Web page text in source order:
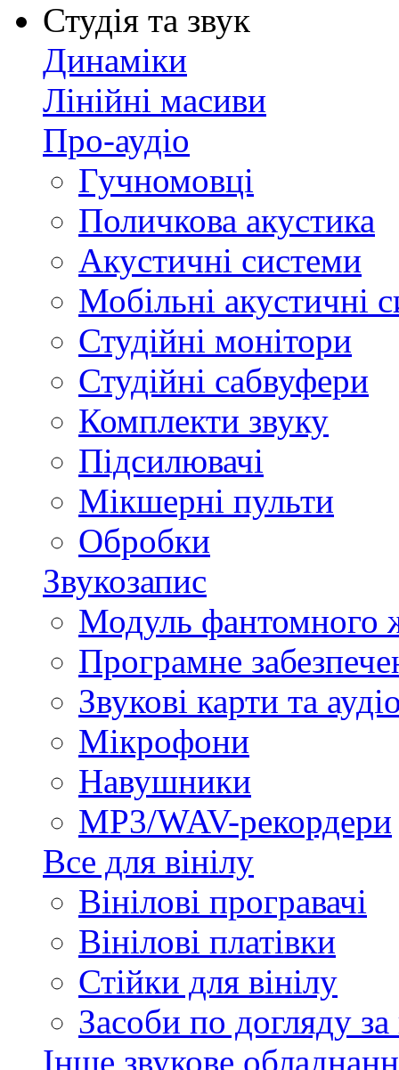
Студія та звук
Динаміки
Лінійні масиви
Про-аудіо
Гучномовці
Поличкова акустика
Акустичні системи
Мобільні акустичні
Студійні монітори
Студійні сабвуфери
Комплекти звуку
Підсилювачі
Мікшерні пульти
Обробки
Звукозапис
Модуль фантомного
Програмне
Звукові карти та
Мікрофони
Навушники
MP3/WAV-рекордери
Все для вінілу
Вінілові програвачі
Вінілові платівки
Стійки для вінілу
Засоби по догляду за
Інше звукове